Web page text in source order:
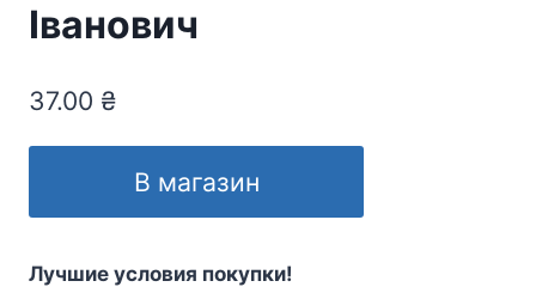
Іванович
37.00 ₴
В магазин
Лучшие условия покупки!